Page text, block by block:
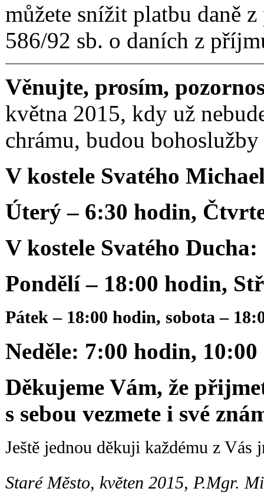
můžete snížit platbu daně
586/92 sb. o daních z
Věnujte, prosím,
května 2015, kdy už
chrámu, budou
V kostele Svatého
Úterý – 6:30 hodin,
V kostele Svatého Ducha:
Pondělí – 18:00 hodin,
Pátek – 18:00 hodin, sobota –
Neděle: 7:00 hodin,
Děkujeme Vám, že
s sebou vezmete i své
Ještě jednou děkuji každému z
Staré Město, květen 2015, P.Mgr.